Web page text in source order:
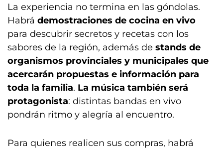
La experiencia no termina en las góndolas.
Habrá demostraciones de cocina en vivo
para descubrir secretos y recetas con los
sabores de la región, además de stands de
organismos provinciales y municipales que
acercarán propuestas e información para
toda la familia. La música también será
protagonista: distintas bandas en vivo
pondrán ritmo y alegría al encuentro.
Para quienes realicen sus compras, habrá